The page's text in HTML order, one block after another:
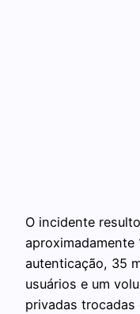
O incidente
aproximadamente
autenticação, 35
usuários e um
privadas trocadas